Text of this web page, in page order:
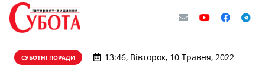
СУБОТНІ ПОРАДИ 13:46, Вівторок, 10 Травня, 2022